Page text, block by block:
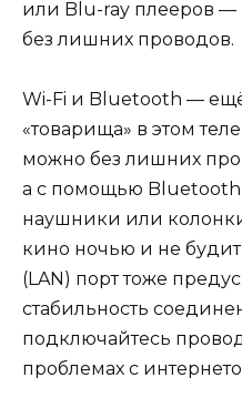
или Blu-ray плееров
без лишних проводов.
Wi-Fi и Bluetooth —
«товарища» в этом
можно без лишних
а с помощью Bluetooth
наушники или
кино ночью и не
(LAN) порт тоже
стабильность
подключайтесь
проблемах с